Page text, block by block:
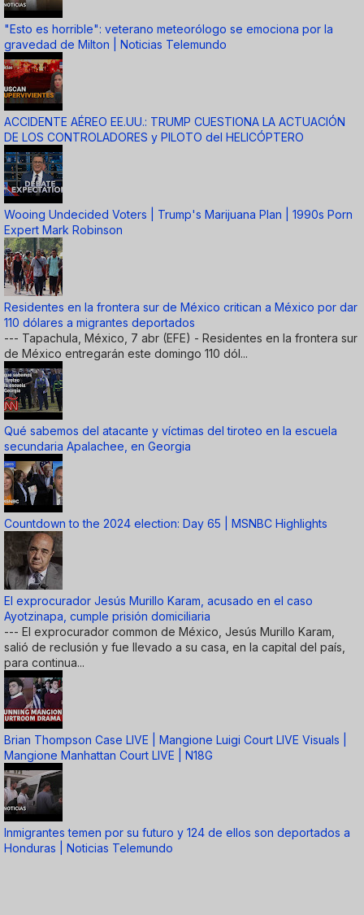
"Esto es horrible": veterano meteorólogo se emociona por la
gravedad de Milton | Noticias Telemundo
ACCIDENTE AÉREO EE.UU.: TRUMP CUESTIONA LA ACTUACIÓN
DE LOS CONTROLADORES y PILOTO del HELICÓPTERO
Wooing Undecided Voters | Trump's Marijuana Plan | 1990s Porn
Expert Mark Robinson
Residentes en la frontera sur de México critican a México por dar
110 dólares a migrantes deportados
--- Tapachula, México, 7 abr (EFE) - Residentes en la frontera sur
de México entregarán este domingo 110 dól...
Qué sabemos del atacante y víctimas del tiroteo en la escuela
secundaria Apalachee, en Georgia
Countdown to the 2024 election: Day 65 | MSNBC Highlights
El exprocurador Jesús Murillo Karam, acusado en el caso
Ayotzinapa, cumple prisión domiciliaria
--- El exprocurador common de México, Jesús Murillo Karam,
salió de reclusión y fue llevado a su casa, en la capital del país,
para continua...
Brian Thompson Case LIVE | Mangione Luigi Court LIVE Visuals |
Mangione Manhattan Court LIVE | N18G
Inmigrantes temen por su futuro y 124 de ellos son deportados a
Honduras | Noticias Telemundo